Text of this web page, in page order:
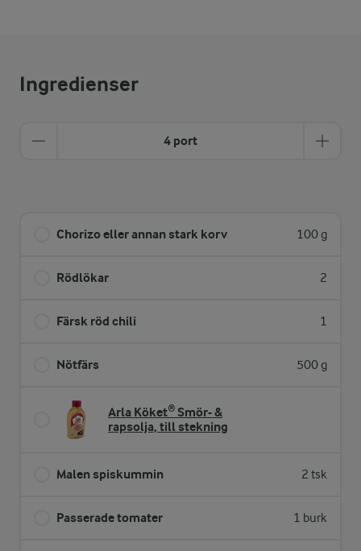
Ingredienser
4 port
Chorizo eller annan stark korv 100 g
Rödlökar 2
Färsk röd chili 1
Nötfärs 500 g
Arla Köket® Smör- &
rapsolja, till stekning
Malen spiskummin 2 tsk
Passerade tomater 1 burk